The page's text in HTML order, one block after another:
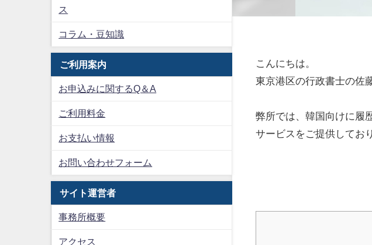
こんにちは。
東京港区の行政書士の佐
弊所では、韓国向けに履
サービスをご提供してお
ス
コラム・豆知識
ご利用案内
お申込みに関するQ＆A
ご利用料金
お支払い情報
お問い合わせフォーム
サイト運営者
事務所概要
アクセス